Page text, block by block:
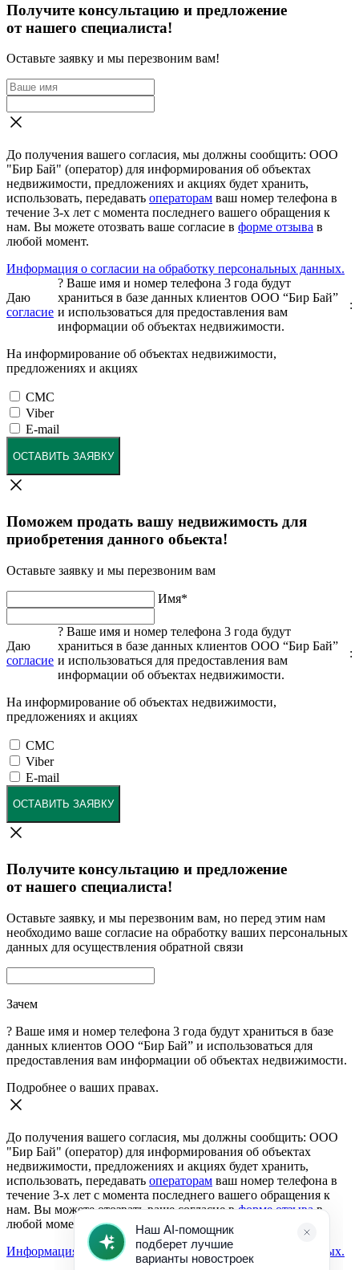
Получите консультацию и предложение
от нашего специалиста!
Оставьте заявку и мы перезвоним вам!
До получения вашего согласия, мы должны сообщить: ООО
"Бир Бай" (оператор) для информирования об объектах
недвижимости, предложениях и акциях будет хранить,
использовать, передавать операторам ваш номер телефона в
течение 3-х лет с момента последнего вашего обращения к
нам. Вы можете отозвать ваше согласие в форме отзыва в
любой момент.
Информация о согласии на обработку персональных данных.
Даю
согласие
? Ваше имя и номер телефона 3 года будут
храниться в базе данных клиентов ООО “Бир Бай”
и использоваться для предоставления вам
информации об объектах недвижимости.
:
На информирование об объектах недвижимости,
предложениях и акциях
СМС
Viber
E-mail
ОСТАВИТЬ ЗАЯВКУ
Поможем продать вашу недвижимость для
приобретения данного обьекта!
Оставьте заявку и мы перезвоним вам
Имя*
Даю
согласие
? Ваше имя и номер телефона 3 года будут
храниться в базе данных клиентов ООО “Бир Бай”
и использоваться для предоставления вам
информации об объектах недвижимости.
:
На информирование об объектах недвижимости,
предложениях и акциях
СМС
Viber
E-mail
ОСТАВИТЬ ЗАЯВКУ
Получите консультацию и предложение
от нашего специалиста!
Оставьте заявку, и мы перезвоним вам, но перед этим нам
необходимо ваше согласие на обработку ваших персональных
данных для осуществления обратной связи
Зачем
? Ваше имя и номер телефона 3 года будут храниться в базе
данных клиентов ООО “Бир Бай” и использоваться для
предоставления вам информации об объектах недвижимости.
Подробнее о ваших правах.
До получения вашего согласия, мы должны сообщить: ООО
"Бир Бай" (оператор) для информирования об объектах
недвижимости, предложениях и акциях будет хранить,
использовать, передавать операторам ваш номер телефона в
течение 3-х лет с момента последнего вашего обращения к
нам. Вы можете отозвать ваше согласие вформе отзывав
любой момент.
Информация о согласии на обработку персональных данных.